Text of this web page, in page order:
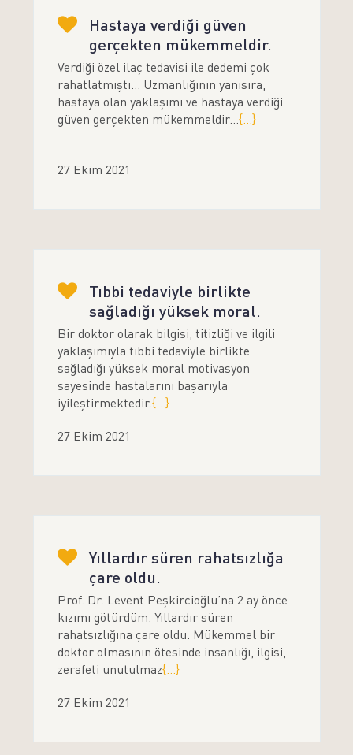
Hastaya verdiği güven
gerçekten mükemmeldir.
Verdiği özel ilaç tedavisi ile dedemi çok
rahatlatmıştı... Uzmanlığının yanısıra,
hastaya olan yaklaşımı ve hastaya verdiği
güven gerçekten mükemmeldir...{...}
27 Ekim 2021
Tıbbi tedaviyle birlikte
sağladığı yüksek moral.
Bir doktor olarak bilgisi, titizliği ve ilgili
yaklaşımıyla tıbbi tedaviyle birlikte
sağladığı yüksek moral motivasyon
sayesinde hastalarını başarıyla
iyileştirmektedir.{...}
27 Ekim 2021
Yıllardır süren rahatsızlığa
çare oldu.
Prof. Dr. Levent Peşkircioğlu’na 2 ay önce
kızımı götürdüm. Yıllardır süren
rahatsızlığına çare oldu. Mükemmel bir
doktor olmasının ötesinde insanlığı, ilgisi,
zerafeti unutulmaz{...}
27 Ekim 2021